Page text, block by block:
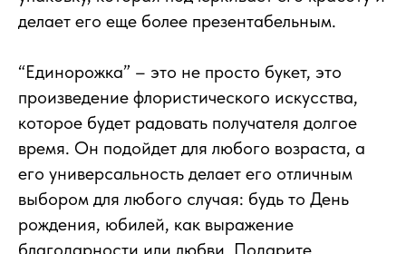
делает его еще более презентабельным.
“Единорожка” – это не просто букет, это
произведение флористического искусства,
которое будет радовать получателя долгое
время. Он подойдет для любого возраста, а
его универсальность делает его отличным
выбором для любого случая: будь то День
рождения, юбилей, как выражение
благодарности или любви. Подарите